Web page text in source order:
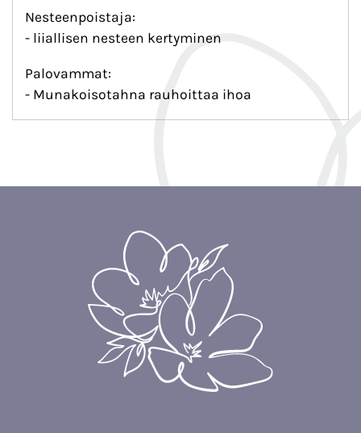
Nesteenpoistaja:
- liiallisen nesteen kertyminen
Palovammat:
- Munakoisotahna rauhoittaa ihoa